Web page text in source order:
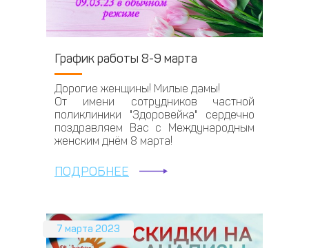
График работы 8-9 марта
Дорогие женщины! Милые дамы!
От имени сотрудников частной
поликлиники "Здоровейка" сердечно
поздравляем Вас с Международным
женским днём 8 марта!
ПОДРОБНЕЕ
7 марта 2023